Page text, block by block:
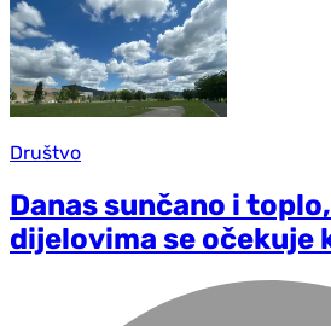
Društvo
Danas sunčano i
dijelovima se očekuje